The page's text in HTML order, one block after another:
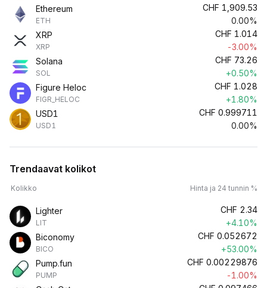
Ethereum
ETH
CHF 1,909.53
0.00%
XRP
XRP
CHF 1.014
-3.00%
Solana
SOL
CHF 73.26
+0.50%
Figure Heloc
FIGR_HELOC
CHF 1.028
+1.80%
USD1
USD1
CHF 0.999711
0.00%
Trendaavat kolikot
Kolikko Hinta ja 24 tunnin %
Lighter
LIT
CHF 2.34
+4.10%
Biconomy
BICO
CHF 0.052672
+53.00%
Pump.fun
PUMP
CHF 0.00229876
-1.00%